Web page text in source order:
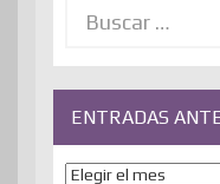
ENTRADAS
ENTRADAS